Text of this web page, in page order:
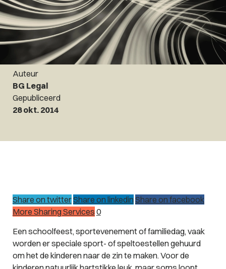
Auteur
BG Legal
Gepubliceerd
28 okt. 2014
Share on twitterShare on linkedin Share on facebook
More Sharing Services 0
Een schoolfeest, sportevenement of familiedag, vaak
worden er speciale sport- of speltoestellen gehuurd
om het de kinderen naar de zin te maken. Voor de